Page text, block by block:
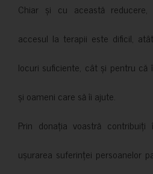
Chiar și cu această
accesul la terapii este dificil,
locuri suficiente, cât și pentru că
și oameni care să îi ajute.
Prin donația voastră
ușurarea suferinței persoanelor